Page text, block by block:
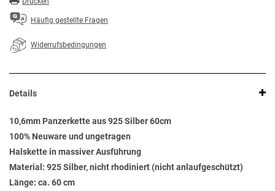
Häufig gestellte Fragen
Widerrufsbedingungen
Details
10,6mm Panzerkette aus 925 Silber 60cm
100% Neuware und ungetragen
Halskette in massiver Ausführung
Material: 925 Silber, nicht rhodiniert (nicht anlaufgeschützt)
Länge: ca. 60 cm